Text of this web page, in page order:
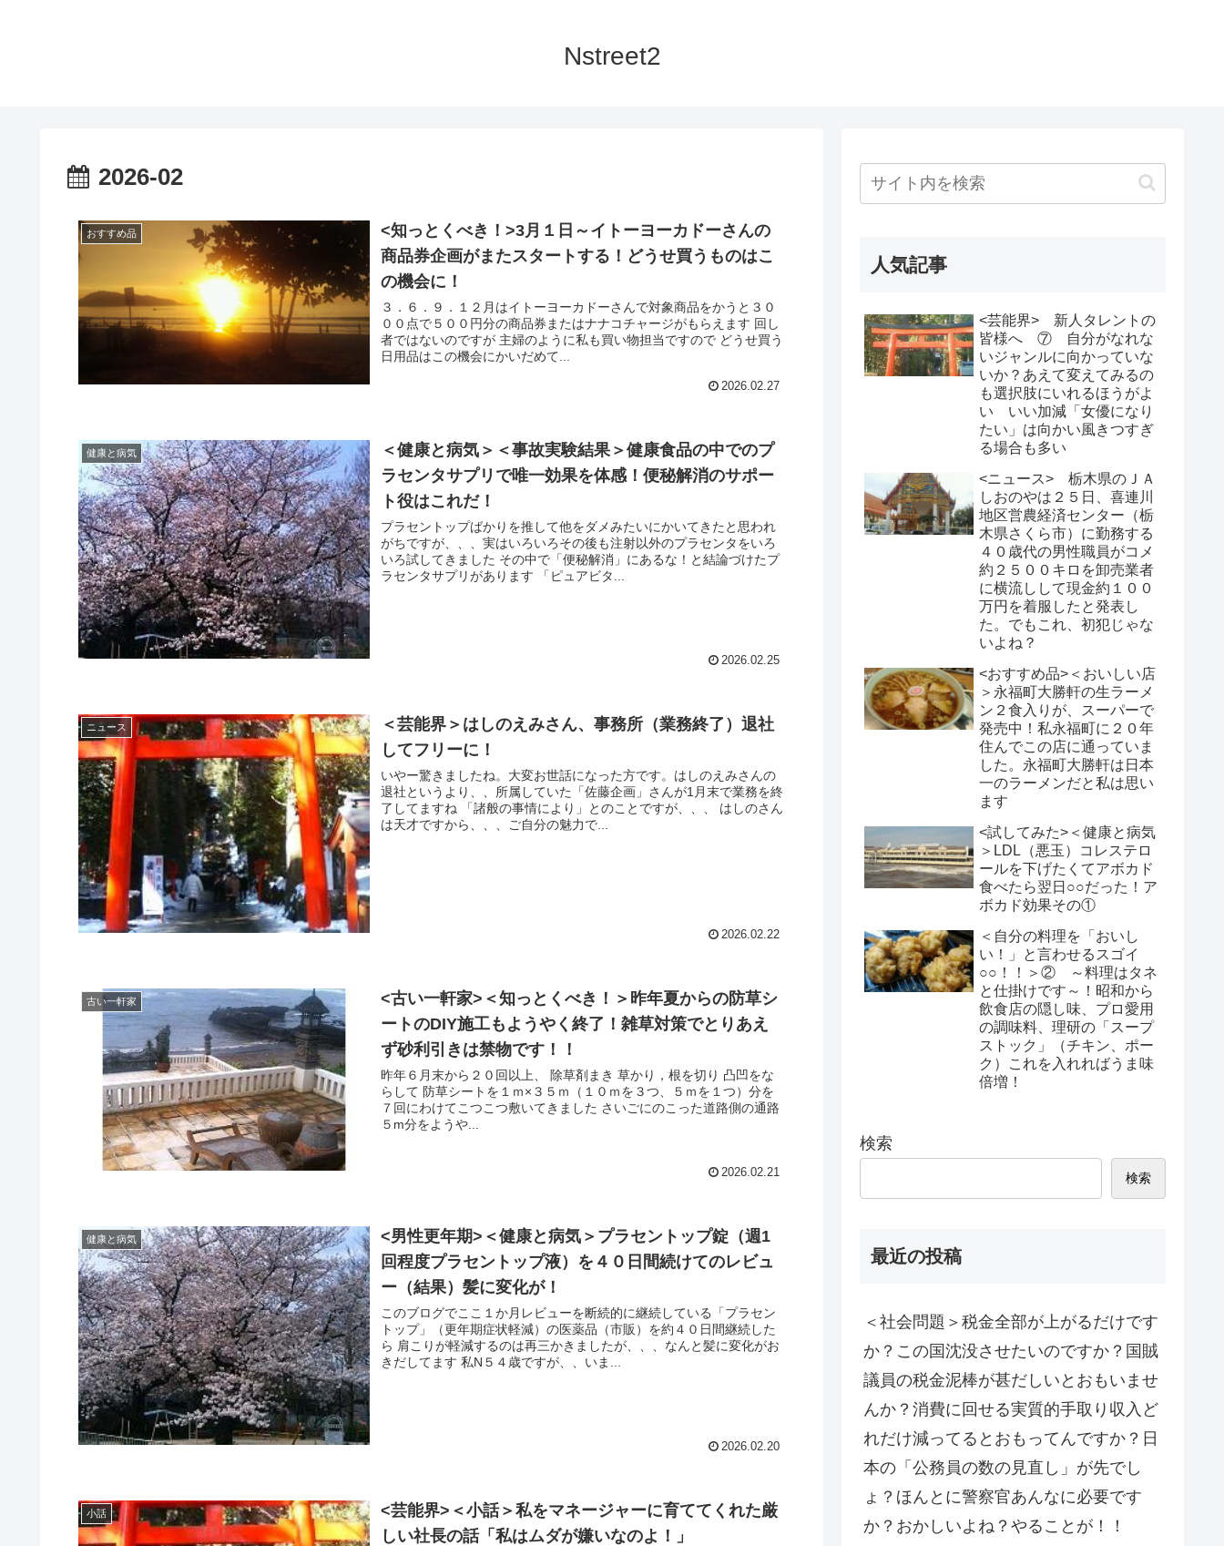
Nstreet2
2026-02
おすすめ品
<知っとくべき！>3月１日～イトーヨーカドーさんの
商品券企画がまたスタートする！どうせ買うものはこ
の機会に！
３．６．９．１２月はイトーヨーカドーさんで対象商品をかうと３０
００点で５００円分の商品券またはナナコチャージがもらえます 回し
者ではないのですが 主婦のように私も買い物担当ですので どうせ買う
日用品はこの機会にかいだめて...
2026.02.27
健康と病気
＜健康と病気＞＜事故実験結果＞健康食品の中でのプ
ラセンタサプリで唯一効果を体感！便秘解消のサポー
ト役はこれだ！
プラセントップばかりを推して他をダメみたいにかいてきたと思われ
がちですが、、、実はいろいろその後も注射以外のプラセンタをいろ
いろ試してきました その中で「便秘解消」にあるな！と結論づけたプ
ラセンタサプリがあります 「ピュアビタ...
2026.02.25
ニュース
＜芸能界＞はしのえみさん、事務所（業務終了）退社
してフリーに！
いやー驚きましたね。大変お世話になった方です。はしのえみさんの
退社というより、、所属していた「佐藤企画」さんが1月末で業務を終
了してますね 「諸般の事情により」とのことですが、、、 はしのさん
は天才ですから、、、ご自分の魅力で...
2026.02.22
古い一軒家
<古い一軒家>＜知っとくべき！＞昨年夏からの防草シ
ートのDIY施工もようやく終了！雑草対策でとりあえ
ず砂利引きは禁物です！！
昨年６月末から２０回以上、 除草剤まき 草かり，根を切り 凸凹をな
らして 防草シートを１ｍ×３５ｍ（１０ｍを３つ、５ｍを１つ）分を
７回にわけてこつこつ敷いてきました さいごにのこった道路側の通路
５m分をようや...
2026.02.21
健康と病気
<男性更年期>＜健康と病気＞プラセントップ錠（週1
回程度プラセントップ液）を４０日間続けてのレビュ
ー（結果）髪に変化が！
このブログでここ１か月レビューを断続的に継続している「プラセン
トップ」（更年期症状軽減）の医薬品（市販）を約４０日間継続した
ら 肩こりが軽減するのは再三かきましたが、、、なんと髪に変化がお
きだしてます 私N５４歳ですが、、いま...
2026.02.20
小話
<芸能界>＜小話＞私をマネージャーに育ててくれた厳
しい社長の話「私はムダが嫌いなのよ！」
人気記事
<芸能界> 新人タレントの
皆様へ ⑦ 自分がなれな
いジャンルに向かっていな
いか？あえて変えてみるの
も選択肢にいれるほうがよ
い いい加減「女優になり
たい」は向かい風きつすぎ
る場合も多い
<ニュース> 栃木県のＪＡ
しおのやは２５日、喜連川
地区営農経済センター（栃
木県さくら市）に勤務する
４０歳代の男性職員がコメ
約２５００キロを卸売業者
に横流しして現金約１００
万円を着服したと発表し
た。でもこれ、初犯じゃな
いよね？
<おすすめ品>＜おいしい店
＞永福町大勝軒の生ラーメ
ン２食入りが、スーパーで
発売中！私永福町に２０年
住んでこの店に通っていま
した。永福町大勝軒は日本
一のラーメンだと私は思い
ます
<試してみた>＜健康と病気
＞LDL（悪玉）コレステロ
ールを下げたくてアボカド
食べたら翌日○○だった！ア
ボカド効果その①
＜自分の料理を「おいし
い！」と言わせるスゴイ
○○！！＞② ～料理はタネ
と仕掛けです～！昭和から
飲食店の隠し味、プロ愛用
の調味料、理研の「スープ
ストック」（チキン、ポー
ク）これを入れればうま味
倍増！
検索
検索
最近の投稿
＜社会問題＞税金全部が上がるだけです
か？この国沈没させたいのですか？国賊
議員の税金泥棒が甚だしいとおもいませ
んか？消費に回せる実質的手取り収入ど
れだけ減ってるとおもってんですか？日
本の「公務員の数の見直し」が先でし
ょ？ほんとに警察官あんなに必要です
か？おかしいよね？やることが！！